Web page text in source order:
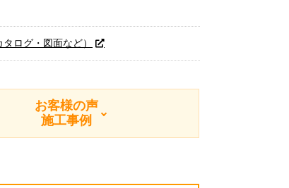
ログ・図面など）
お客様の声
施工事例